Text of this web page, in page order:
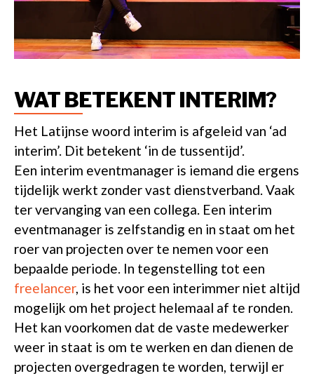
WAT BETEKENT INTERIM?
Het Latijnse woord interim is afgeleid van ‘ad
interim’. Dit betekent ‘in de tussentijd’.
Een interim eventmanager is iemand die ergens
tijdelijk werkt zonder vast dienstverband. Vaak
ter vervanging van een collega. Een interim
eventmanager is zelfstandig en in staat om het
roer van projecten over te nemen voor een
bepaalde periode. In tegenstelling tot een
freelancer, is het voor een interimmer niet altijd
mogelijk om het project helemaal af te ronden.
Het kan voorkomen dat de vaste medewerker
weer in staat is om te werken en dan dienen de
projecten overgedragen te worden, terwijl er